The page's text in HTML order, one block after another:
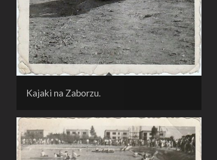
Kajaki na Zaborzu.